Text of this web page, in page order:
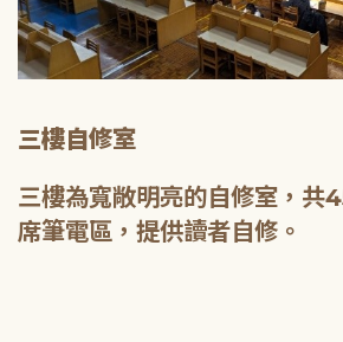
三樓自修室
三樓為寬敞明亮的自修室，共
席筆電區，提供讀者自修。